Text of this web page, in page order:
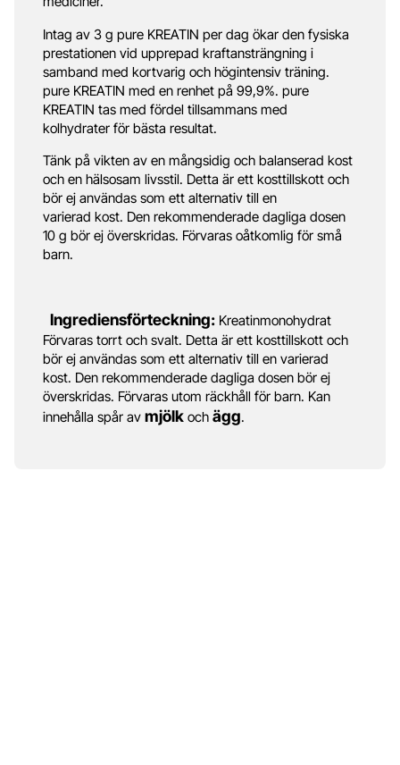
Intag av 3 g pure KREATIN per dag ökar den fysiska
prestationen vid upprepad kraftansträngning i
samband med kortvarig och högintensiv träning.
pure KREATIN med en renhet på 99,9%. pure
KREATIN tas med fördel tillsammans med
kolhydrater för bästa resultat.
Tänk på vikten av en mångsidig och balanserad kost
och en hälsosam livsstil. Detta är ett kosttillskott och
bör ej användas som ett alternativ till en
varierad kost. Den rekommenderade dagliga dosen
10 g bör ej överskridas. Förvaras oåtkomlig för små
barn.
Ingrediensförteckning: Kreatinmonohydrat
Förvaras torrt och svalt. Detta är ett kosttillskott och
bör ej användas som ett alternativ till en varierad
kost. Den rekommenderade dagliga dosen bör ej
överskridas. Förvaras utom räckhåll för barn. Kan
innehålla spår av mjölk och ägg.